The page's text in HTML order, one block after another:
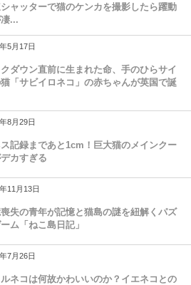
ャッターで猫のケンカを撮影したら躍動
...
5月17日
ダウン直前に生まれた命、手のひらサイ
猫「サビイロネコ」の赤ちゃんが英国で誕
8月29日
記録まであと1cm！巨大猫のメインクー
カすぎる
11月13日
失の青年が記憶と猫島の謎を紐解くパズ
ム「ねこ島日記」
7月26日
ネコは何故かわいいのか？イエネコとの